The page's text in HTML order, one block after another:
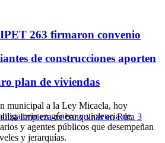
263 firmaron convenio
de construcciones aporten
plan de viviendas
municipal a la Ley Micaela, hoy
en género y violencia de
y agentes públicos que desempeñan
y jerarquías.